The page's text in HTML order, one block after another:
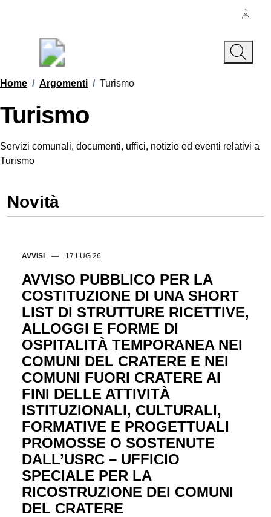
Contenuti in evidenza
Home / Argomenti / Turismo
Turismo
Dettagli dell'argomento
Servizi comunali, documenti, uffici, notizie ed eventi relativi a
Turismo
Novità
AVVISI 17 LUG 26
AVVISO PUBBLICO PER LA
COSTITUZIONE DI UNA SHORT
LIST DI STRUTTURE RICETTIVE,
ALLOGGI E FORME DI
OSPITALITÀ TEMPORANEA NEI
COMUNI DEL CRATERE E NEI
COMUNI FUORI CRATERE AI
FINI DELLE ATTIVITÀ
ISTITUZIONALI, CULTURALI,
FORMATIVE E PROGETTUALI
PROMOSSE O SOSTENUTE
DALL’USRC – UFFICIO
SPECIALE PER LA
RICOSTRUZIONE DEI COMUNI
DEL CRATERE